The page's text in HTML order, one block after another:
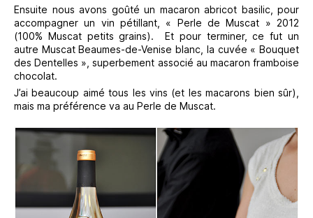
Ensuite nous avons goûté un macaron abricot basilic, pour
accompagner un vin pétillant, « Perle de Muscat » 2012
(100% Muscat petits grains). Et pour terminer, ce fut un
autre Muscat Beaumes-de-Venise blanc, la cuvée « Bouquet
des Dentelles », superbement associé au macaron framboise
chocolat.
J’ai beaucoup aimé tous les vins (et les macarons bien sûr),
mais ma préférence va au Perle de Muscat.